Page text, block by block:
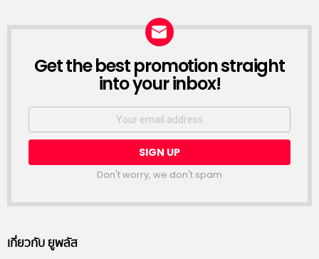
NEWSLETTER
Get the best promotion straight
into your inbox!
Email
Don't worry, we don't spam
เกี่ยวกับ ยูพลัส